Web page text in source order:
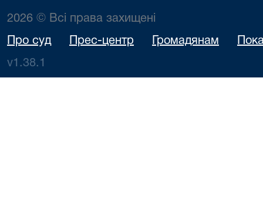
2026 © Всі права захищені
Про суд Прес-центр Громадянам
v1.38.1